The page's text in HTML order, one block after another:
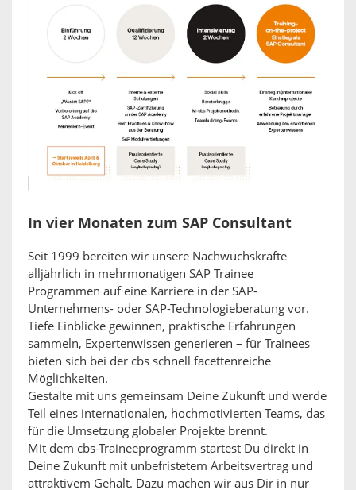
In vier Monaten zum SAP Consultant
Seit 1999 bereiten wir unsere Nachwuchskräfte
alljährlich in mehrmonatigen SAP Trainee
Programmen auf eine Karriere in der SAP-
Unternehmens- oder SAP-Technologieberatung vor.
Tiefe Einblicke gewinnen, praktische Erfahrungen
sammeln, Expertenwissen generieren – für Trainees
bieten sich bei der cbs schnell facettenreiche
Möglichkeiten.
Gestalte mit uns gemeinsam Deine Zukunft und werde
Teil eines internationalen, hochmotivierten Teams, das
für die Umsetzung globaler Projekte brennt.
Mit dem cbs-Traineeprogramm startest Du direkt in
Deine Zukunft mit unbefristetem Arbeitsvertrag und
attraktivem Gehalt. Dazu machen wir aus Dir in nur